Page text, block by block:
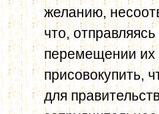
желанию,
что,
перемещении их
присовокупить,
для